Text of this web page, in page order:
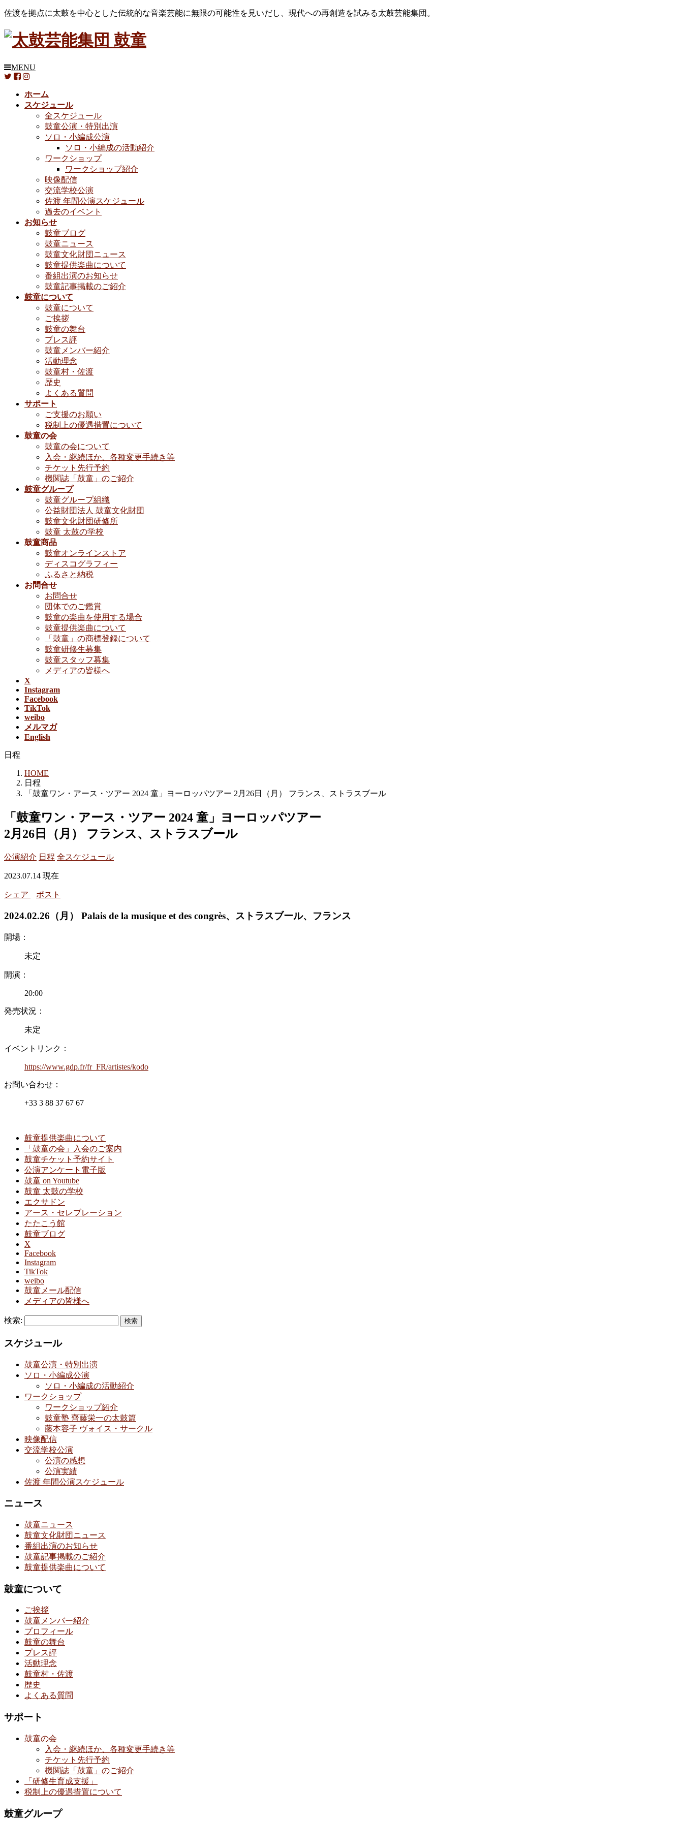
佐渡を拠点に太鼓を中心とした伝統的な音楽芸能に無限の可能性を見いだし、現代への再創造を試みる太鼓芸能集団。
MENU
ホーム
スケジュール
全スケジュール
鼓童公演・特別出演
ソロ・小編成公演
ソロ・小編成の活動紹介
ワークショップ
ワークショップ紹介
映像配信
交流学校公演
佐渡 年間公演スケジュール
過去のイベント
お知らせ
鼓童ブログ
鼓童ニュース
鼓童文化財団ニュース
鼓童提供楽曲について
番組出演のお知らせ
鼓童記事掲載のご紹介
鼓童について
鼓童について
ご挨拶
鼓童の舞台
プレス評
鼓童メンバー紹介
活動理念
鼓童村・佐渡
歴史
よくある質問
サポート
ご支援のお願い
税制上の優遇措置について
鼓童の会
鼓童の会について
入会・継続ほか、各種変更手続き等
チケット先行予約
機関誌「鼓童」のご紹介
鼓童グループ
鼓童グループ組織
公益財団法人 鼓童文化財団
鼓童文化財団研修所
鼓童 太鼓の学校
鼓童商品
鼓童オンラインストア
ディスコグラフィー
ふるさと納税
お問合せ
お問合せ
団体でのご鑑賞
鼓童の楽曲を使用する場合
鼓童提供楽曲について
「鼓童」の商標登録について
鼓童研修生募集
鼓童スタッフ募集
メディアの皆様へ
X
Instagram
Facebook
TikTok
weibo
メルマガ
English
日程
HOME
日程
「鼓童ワン・アース・ツアー 2024 童」ヨーロッパツアー 2月26日（月） フランス、ストラスブール
「鼓童ワン・アース・ツアー 2024 童」ヨーロッパツアー
2月26日（月） フランス、ストラスブール
公演紹介 日程 全スケジュール
2023.07.14 現在
シェア ポスト
2024.02.26（月） Palais de la musique et des congrès、ストラスブール、フランス
開場：
未定
開演：
20:00
発売状況：
未定
イベントリンク：
https://www.gdp.fr/fr_FR/artistes/kodo
お問い合わせ：
+33 3 88 37 67 67
鼓童提供楽曲について
「鼓童の会」入会のご案内
鼓童チケット予約サイト
公演アンケート電子版
鼓童 on Youtube
鼓童 太鼓の学校
エクサドン
アース・セレブレーション
たたこう館
鼓童ブログ
X
Facebook
Instagram
TikTok
weibo
鼓童メール配信
メディアの皆様へ
検索:
スケジュール
鼓童公演・特別出演
ソロ・小編成公演
ソロ・小編成の活動紹介
ワークショップ
ワークショップ紹介
鼓童塾 齊藤栄一の太鼓篇
藤本容子 ヴォイス・サークル
映像配信
交流学校公演
公演の感想
公演実績
佐渡 年間公演スケジュール
ニュース
鼓童ニュース
鼓童文化財団ニュース
番組出演のお知らせ
鼓童記事掲載のご紹介
鼓童提供楽曲について
鼓童について
ご挨拶
鼓童メンバー紹介
プロフィール
鼓童の舞台
プレス評
活動理念
鼓童村・佐渡
歴史
よくある質問
サポート
鼓童の会
入会・継続ほか、各種変更手続き等
チケット先行予約
機関誌「鼓童」のご紹介
「研修生育成支援」
税制上の優遇措置について
鼓童グループ